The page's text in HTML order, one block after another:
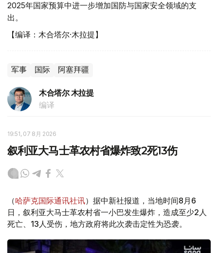
2025年国家预算中进一步增加国防与国家安全领域的支
出。
【编译：木合塔尔·木拉提】
军事 国际 阿塞拜疆
木合塔尔 木拉提
编译
19:51, 07 8月 2026
叙利亚大马士革农村省爆炸致2死13伤
（哈萨克国际通讯社讯）据中新社报道，当地时间8月6
日，叙利亚大马士革农村省一小巴发生爆炸，造成至少2人
死亡、13人受伤，地方政府将此次袭击定性为恐袭。